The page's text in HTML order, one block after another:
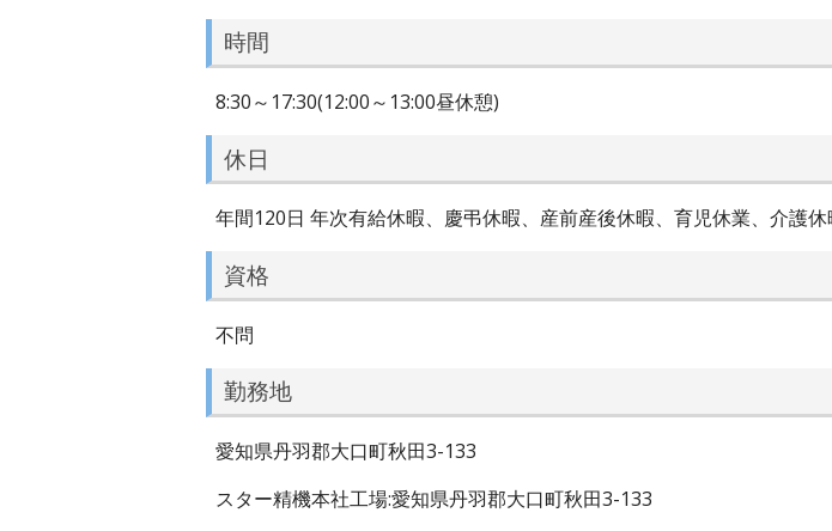
時間
8:30～17:30(12:00～13:00昼休憩)
休日
年間120日 年次有給休暇、慶弔休暇、産前産後休暇、育児休業、介護
資格
不問
勤務地
愛知県丹羽郡大口町秋田3-133
スター精機本社工場:愛知県丹羽郡大口町秋田3-133